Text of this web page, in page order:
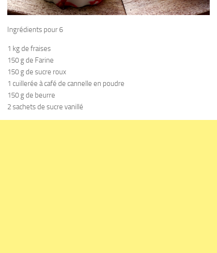
Ingrédients pour 6
1 kg de fraises
150 g de Farine
150 g de sucre roux
1 cuillerée à café de cannelle en poudre
150 g de beurre
2 sachets de sucre vanillé